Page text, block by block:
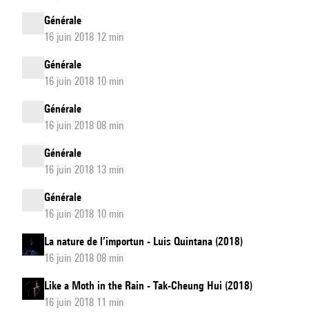
Générale
16 juin 2018 12 min
Générale
16 juin 2018 10 min
Générale
16 juin 2018 08 min
Générale
16 juin 2018 13 min
Générale
16 juin 2018 10 min
La nature de l’importun - Luis Quintana (2018)
16 juin 2018 08 min
Like a Moth in the Rain - Tak-Cheung Hui (2018)
16 juin 2018 11 min